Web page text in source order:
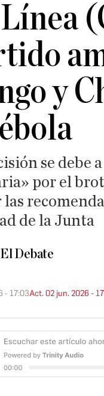
y
se debe
por el
las
de la Junta
El Debate
- 17:03Act. 02 jun. 2026 -